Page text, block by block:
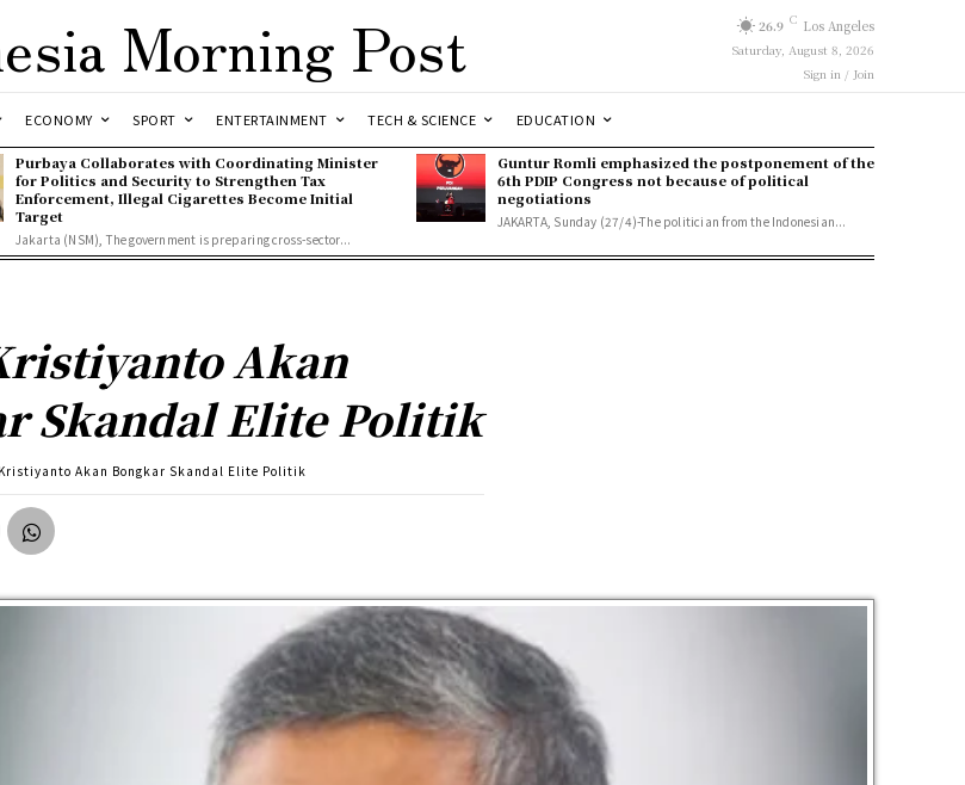
Morning Post 26.9 C Los Angeles
Saturday, August 8, 2026
Sign in / Join
ECONOMY SPORT ENTERTAINMENT TECH & SCIENCE EDUCATION
Purbaya Collaborates with Coordinating Minister
for Politics and Security to Strengthen Tax
Enforcement, Illegal Cigarettes Become Initial
Target
Jakarta (NSM), The government is preparing cross-sector...
Guntur Romli emphasized the postponement of the
6th PDIP Congress not because of political
negotiations
JAKARTA, Sunday (27/4)-The politician from the Indonesian...
Akan
Skandal Elite Politik
Akan Bongkar Skandal Elite Politik